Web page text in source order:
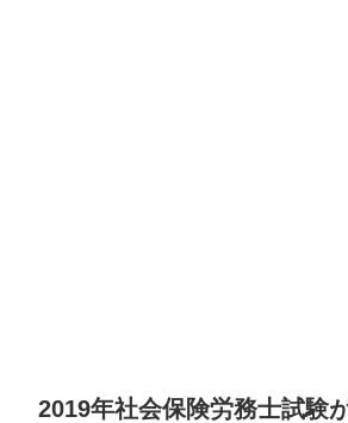
2019年社会保険労務士試験